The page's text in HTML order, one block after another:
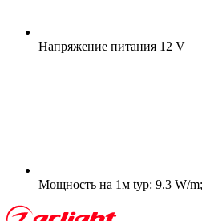
Напряжение питания 12 V
Мощность на 1м typ: 9.3 W/